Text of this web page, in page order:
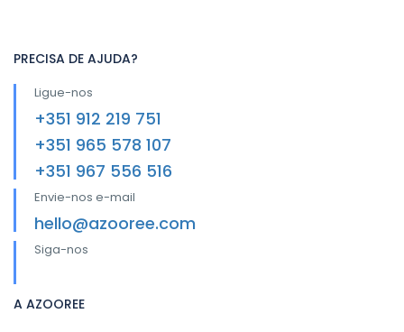
PRECISA DE AJUDA?
Ligue-nos
+351 912 219 751
+351 965 578 107
+351 967 556 516
Envie-nos e-mail
hello@azooree.com
Siga-nos
A AZOOREE